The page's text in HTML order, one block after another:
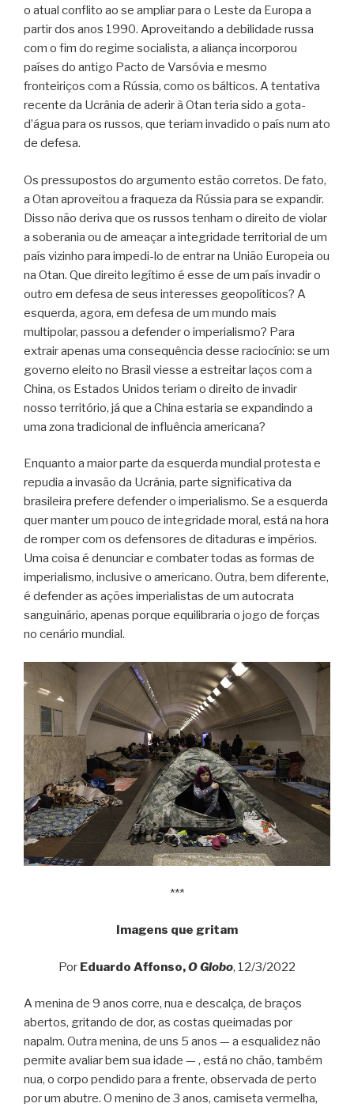
o atual conflito ao se ampliar para o Leste da Europa a
partir dos anos 1990. Aproveitando a debilidade russa
com o fim do regime socialista, a aliança incorporou
países do antigo Pacto de Varsóvia e mesmo
fronteiriços com a Rússia, como os bálticos. A tentativa
recente da Ucrânia de aderir à Otan teria sido a gota-
d’água para os russos, que teriam invadido o país num ato
de defesa.
Os pressupostos do argumento estão corretos. De fato,
a Otan aproveitou a fraqueza da Rússia para se expandir.
Disso não deriva que os russos tenham o direito de violar
a soberania ou de ameaçar a integridade territorial de um
país vizinho para impedi-lo de entrar na União Europeia ou
na Otan. Que direito legítimo é esse de um país invadir o
outro em defesa de seus interesses geopolíticos? A
esquerda, agora, em defesa de um mundo mais
multipolar, passou a defender o imperialismo? Para
extrair apenas uma consequência desse raciocínio: se um
governo eleito no Brasil viesse a estreitar laços com a
China, os Estados Unidos teriam o direito de invadir
nosso território, já que a China estaria se expandindo a
uma zona tradicional de influência americana?
Enquanto a maior parte da esquerda mundial protesta e
repudia a invasão da Ucrânia, parte significativa da
brasileira prefere defender o imperialismo. Se a esquerda
quer manter um pouco de integridade moral, está na hora
de romper com os defensores de ditaduras e impérios.
Uma coisa é denunciar e combater todas as formas de
imperialismo, inclusive o americano. Outra, bem diferente,
é defender as ações imperialistas de um autocrata
sanguinário, apenas porque equilibraria o jogo de forças
no cenário mundial.
***
Imagens que gritam
Por Eduardo Affonso,O Globo, 12/3/2022
A menina de 9 anos corre, nua e descalça, de braços
abertos, gritando de dor, as costas queimadas por
napalm. Outra menina, de uns 5 anos — a esqualidez não
permite avaliar bem sua idade — , está no chão, também
nua, o corpo pendido para a frente, observada de perto
por um abutre. O menino de 3 anos, camiseta vermelha,